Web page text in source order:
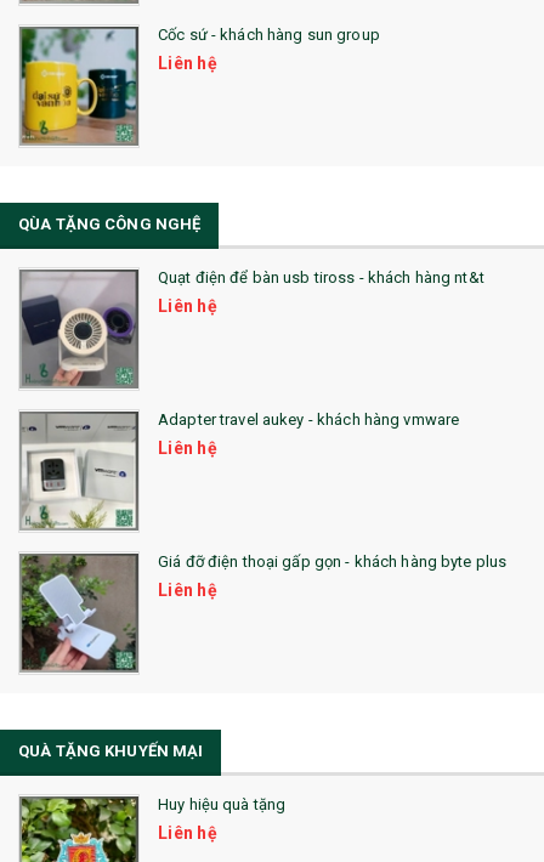
31. TÚI VẢI KHÔNG DỆT
32. TÚI VẢI BỐ
33. MŨ LƯỠI TRAI
36. QUẠT NHỰA QUẢNG CÁO
QUÀ TẶNG KHUYẾN MẠI
QUÀ TẶNG SX NHANH
QUÀ TẶNG HỘI THẢO
QUÀ TẶNG CÔNG NGHỆ
SẢN PHẨM ĐÃ THỰC HIỆN
QUÀ TẶNG SỨC KHỎE
SẢN PHẨM MỚI 2021
Sổ Sạc Đa Năng
La Fonte
Cốc sứ - khách hàng sun group
Liên hệ
QÙA TẶNG CÔNG NGHỆ
Quạt điện để bàn usb tiross - khách hàng nt&t
Liên hệ
Adapter travel aukey - khách hàng vmware
Liên hệ
Giá đỡ điện thoại gấp gọn - khách hàng byte plus
Liên hệ
QUÀ TẶNG KHUYẾN MẠI
Huy hiệu quà tặng
Liên hệ